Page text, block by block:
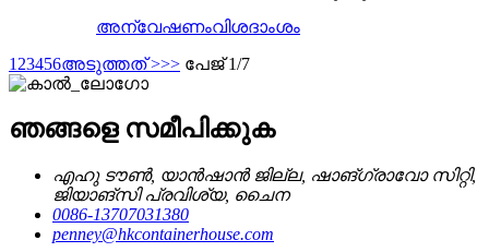
അന്വേഷണംവിശദാംശം
1 23456അടുത്തത് >>> പേജ് 1/7
ഞങ്ങളെ സമീപിക്കുക
എഹു ടൗൺ, യാൻഷാൻ ജില്ല, ഷാങ്‌ഗ്രാവോ സിറ്റി,
ജിയാങ്‌സി പ്രവിശ്യ, ചൈന
0086-13707031380
penney@hkcontainerhouse.com